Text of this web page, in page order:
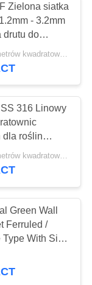
z
Zielona siatka
- 3.2mm
drutu do
roślin
MOQ:10 metrów kwadratowych
316 Linowy
dla roślin
/ Podpory
MOQ:10 metrów kwadratowych
Green Wall
Ferruled /
With Size